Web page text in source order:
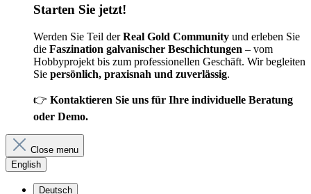
Starten Sie jetzt!
Werden Sie Teil derReal Gold Community und erleben Sie
die Faszination galvanischer Beschichtungen – vom
Hobbyprojekt bis zum professionellen Geschäft. Wir begleiten
Sie persönlich, praxisnah und zuverlässig.
👉 Kontaktieren Sie uns für Ihre individuelle Beratung
oder Demo.
Close menu
English
Deutsch